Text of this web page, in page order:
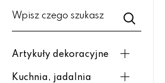
Wpisz czego szukasz
Artykuły dekoracyjne
Kuchnia, jadalnia